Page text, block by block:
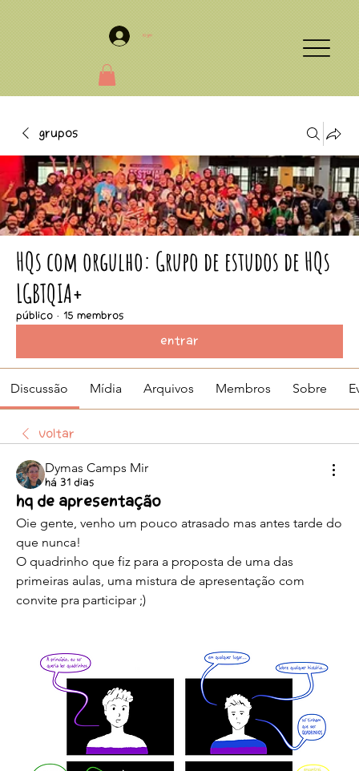
Login
Grupos
HQs com orgulho: Grupo de estudos de HQs
LGBTQIA+
Público · 15 membros
Entrar
Discussão Mídia Arquivos Membros Sobre
Voltar
Dymas Camps Mir
há 31 dias
HQ de apresentação
Oie gente, venho um pouco atrasado mas antes tarde do
que nunca!
O quadrinho que fiz para a proposta de uma das
primeiras aulas, uma mistura de apresentação com
convite pra participar ;)